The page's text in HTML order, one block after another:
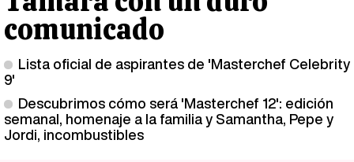
comunicado
Lista oficial de aspirantes de 'Masterchef Celebrity
9'
Descubrimos cómo será 'Masterchef 12': edición
semanal, homenaje a la familia y Samantha, Pepe y
Jordi, incombustibles